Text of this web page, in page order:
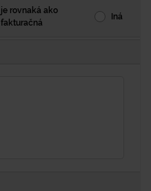
je rovnaká ako
fakturačná
Iná